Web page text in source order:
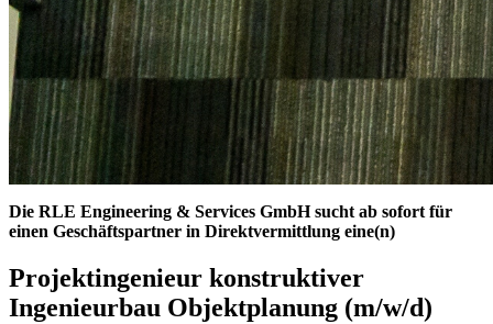
Die RLE Engineering & Services GmbH sucht ab sofort für
einen Geschäftspartner in Direktvermittlung eine(n)
Projektingenieur konstruktiver
Ingenieurbau Objektplanung (m/w/d)